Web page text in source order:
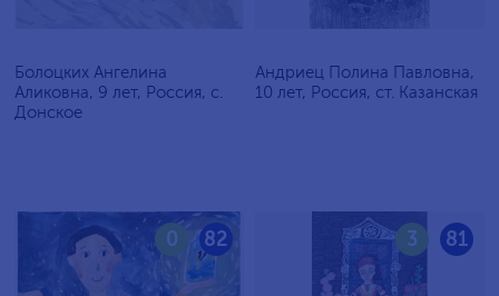
Болоцких Ангелина
Аликовна, 9 лет, Россия, с.
Донское
Андриец Полина Павловна,
10 лет, Россия, ст. Казанская
82
0 81
3